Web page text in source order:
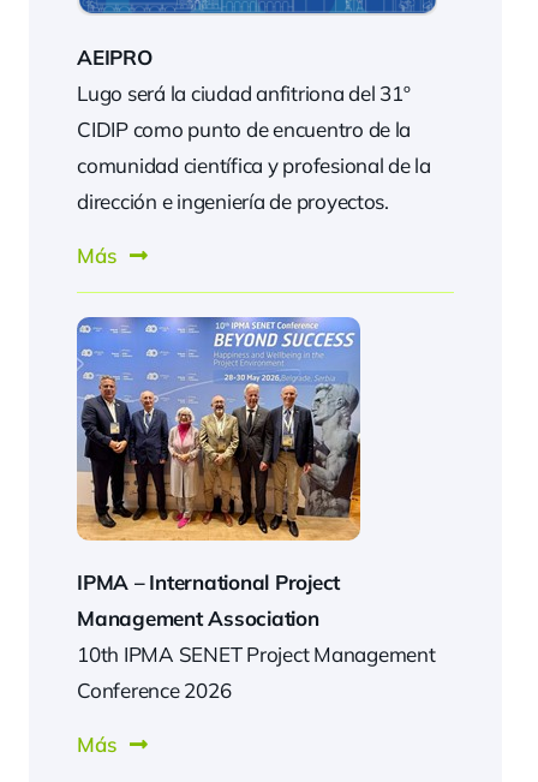
AEIPRO
Lugo será la ciudad anfitriona del 31º
CIDIP como punto de encuentro de la
comunidad científica y profesional de la
dirección e ingeniería de proyectos.
Más
IPMA – International Project
Management Association
10th IPMA SENET Project Management
Conference 2026
Más